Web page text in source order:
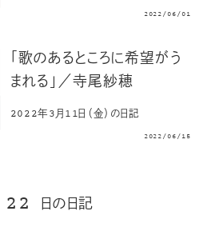
2022/06/01
「歌のあるところに希望がう
まれる」／寺尾紗穂
2022年3月11日（金）の日記
2022/06/15
22 日の日記